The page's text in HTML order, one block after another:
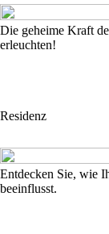
Die geheime Kraft
erleuchten!
Residenz
Entdecken Sie, wie
beeinflusst.